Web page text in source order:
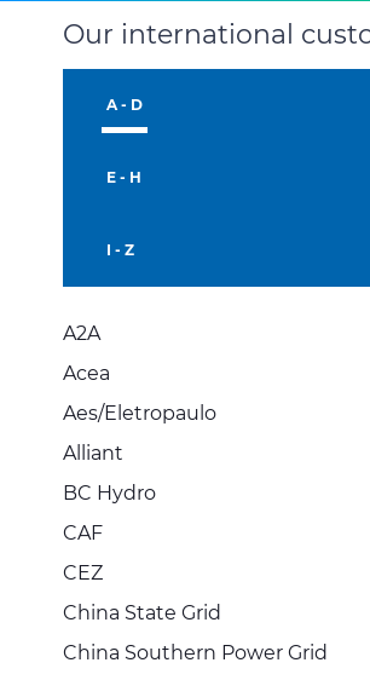
Our international
A - D
E - H
I - Z
A2A
Acea
Aes/Eletropaulo
Alliant
BC Hydro
CAF
CEZ
China State Grid
China Southern Power Grid